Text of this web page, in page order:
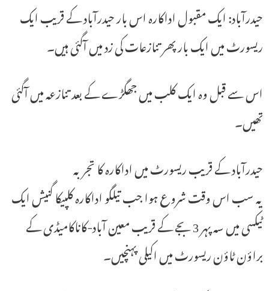
حیدرآباد: ایک مقبول اداکارہ اس بار حیدرآباد کے قریب ایک
ریسورٹ میں ایک بار پھر تنازعات کی زد میں آگئی ہیں۔
اس سے قبل وہ ایک کلب میں جھگڑے کے بعد تنازعہ میں آگئی
تھیں۔
حیدرآباد کے قریب ریسورٹ میں اداکارہ کا تجربہ
یہ سب اس وقت شروع ہوا جب تیلگو اداکارہ کلپیکا گنیش ایک
ٹیکسی میں سہ پہر 3 بجے کے قریب معین آباد-کاناکامیڈی کے
براؤن ٹاؤن ریسورٹ میں اکیلی پہنچیں۔